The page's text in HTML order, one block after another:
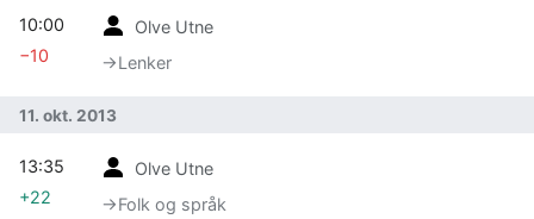
Olve Utne
→‎Lenker
10:00
−10
11. okt. 2013
Olve Utne
→‎Folk og språk
13:35
+22